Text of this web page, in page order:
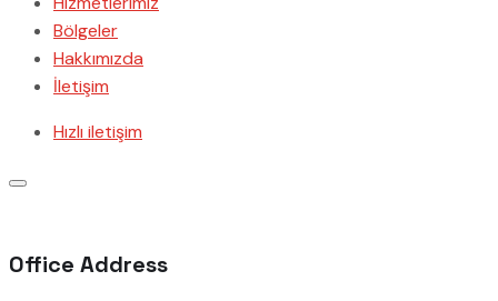
Bölgeler
Hakkımızda
İletişim
Hızlı iletişim
Office Address